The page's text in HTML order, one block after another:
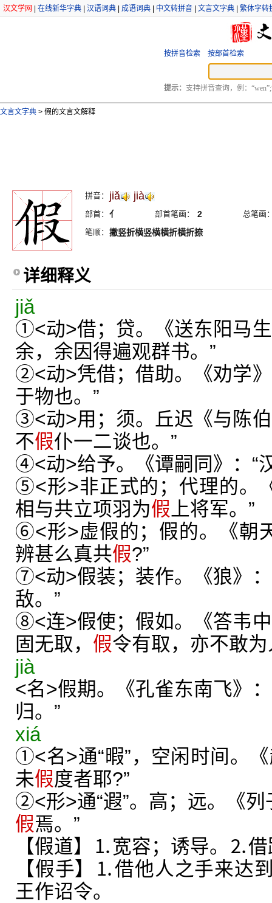
汉文学网 在线新华字典 汉语词典 成语词典 中文转拼音 文言文字典 繁体字转
按拼音检索 按部首检索
提示： 支持拼音查询，例：
文言文字典 > 假的文言文解释
拼音： jiă jià
部首： 亻 部首笔画： 2
总笔画
笔顺： 撇竖折横竖横横折横折捺
详细释义
jiǎ
①<动>借；贷。《送东阳马
余，余因得遍观群书。”
②<动>凭借；借助。《劝学
于物也。”
③<动>用；须。丘迟《与陈
不假仆一二谈也。”
④<动>给予。《谭嗣同》：“
⑤<形>非正式的；代理的。
相与共立项羽为假 上将军。”
⑥<形>虚假的；假的。《朝
辨甚么真共假?”
⑦<动>假装；装作。《狼》
敌。”
⑧<连>假使；假如。《答韦
固无取， 假令有取，亦不敢为
jià
<名>假期。《孔雀东南飞》
归。”
xiá
①<名>通“暇”，空闲时间。
未假度者耶?”
②<形>通“遐”。高；远。《列
假焉。”
【假道】⒈宽容；诱导。⒉借
【假手】⒈借他人之手来达
王作诏令。